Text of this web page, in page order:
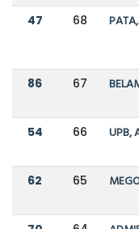
47 68
86 67
54 66 UPB,
62 65